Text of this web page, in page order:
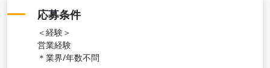
応募条件
＜経験＞
営業経験
＊業界/年数不問